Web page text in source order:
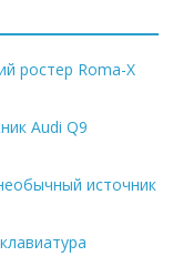
ростер Roma-X
Audi Q9
источник